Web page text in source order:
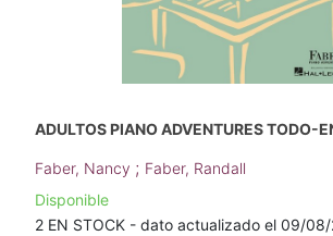
ADULTOS PIANO ADVENTURES TODO-
Faber, Nancy ; Faber, Randall
Disponible
2 EN STOCK - dato actualizado el 09/